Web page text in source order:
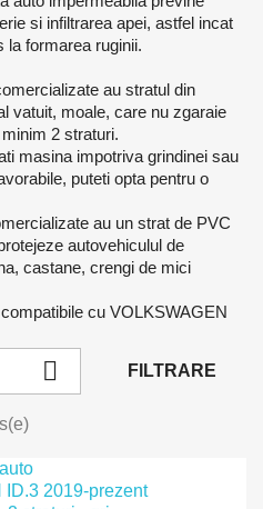
si infiltrarea apei, astfel incat
la formarea ruginii.
au stratul din
vatuit, moale, care nu zgaraie
2 straturi.
masina impotriva grindinei sau
puteti opta pentru o
au un strat de PVC
autovehiculul de
castane, crengi de mici
cu VOLKSWAGEN
 FILTRARE
×